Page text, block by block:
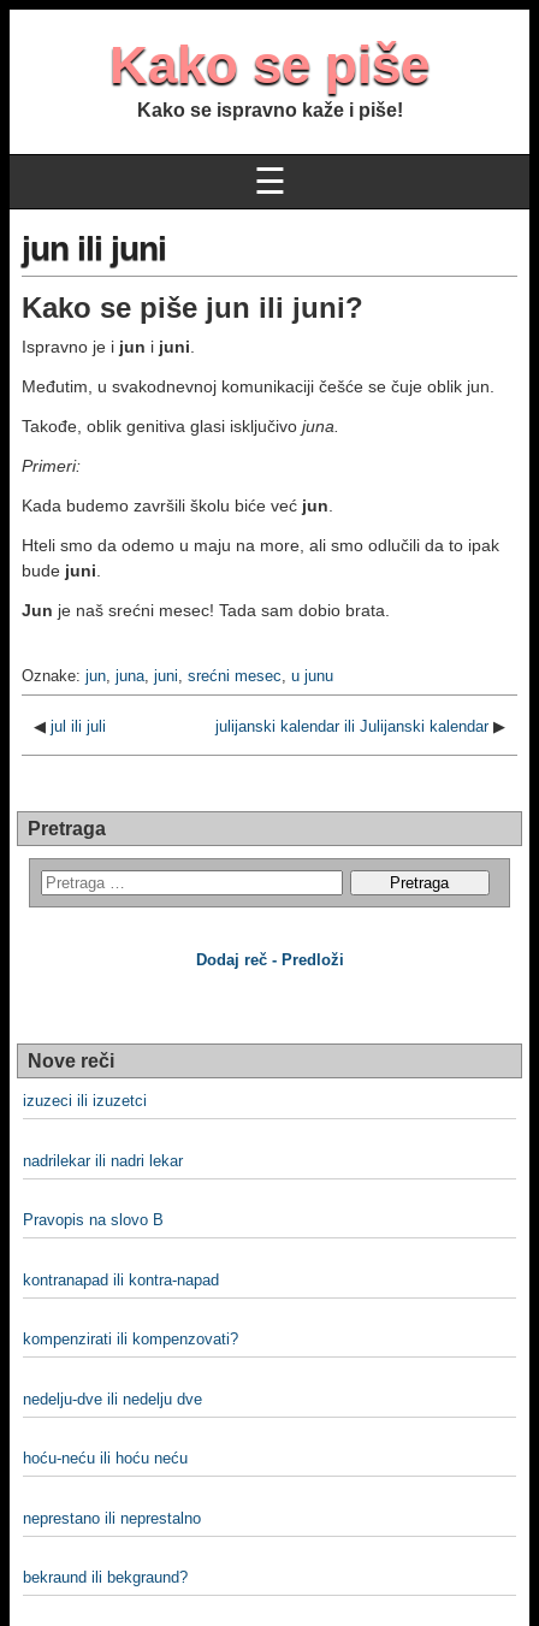
Kako se piše
Kako se ispravno kaže i piše!
☰
jun ili juni
Kako se piše jun ili juni?
Ispravno je i jun i juni
Međutim, u svakodnevnoj komunikaciji češće se čuje oblik jun.
Takođe, oblik genitiva glasi isklјučivo juna.
Primeri:
Kada budemo završili školu biće već jun
Hteli smo da odemo u maju na more, ali smo odlučili da to ipak
bude juni
Jun je naš srećni mesec! Tada sam dobio brata.
Oznake: jun, juna, juni, srećni mesec, u junu
◀ jul ili juli julijanski kalendar ili Julijanski kalendar▶
Pretraga
Dodaj reč - Predloži
Nove reči
izuzeci ili izuzetci
nadrilekar ili nadri lekar
Pravopis na slovo B
kontranapad ili kontra-napad
kompenzirati ili kompenzovati?
nedelju-dve ili nedelju dve
hoću-neću ili hoću neću
neprestano ili neprestalno
bekraund ili bekgraund?